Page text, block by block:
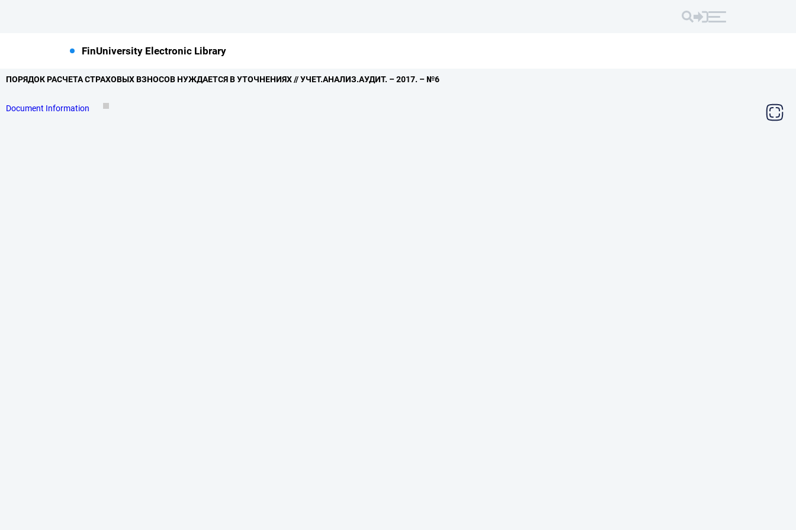
FinUniversity Electronic Library
ПОРЯДОК РАСЧЕТА СТРАХОВЫХ ВЗНОСОВ НУЖДАЕТСЯ В УТОЧНЕНИЯХ // УЧЕТ.АНАЛИЗ.АУДИТ. – 2017. – №6
Document Information